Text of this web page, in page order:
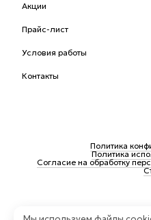
Акции
Прайс-лист
Условия работы
Контакты
Политика
Политика
Согласие на обработку